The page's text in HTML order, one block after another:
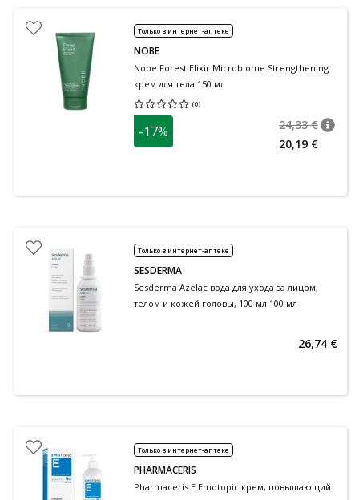
Только в интернет-аптеке
NOBE
Nobe Forest Elixir Microbiome Strengthening
крем для тела 150 мл
(0)
Средняя оценка 0.00
-17% 24,33 €
20,19 €
Только в интернет-аптеке
SESDERMA
Sesderma Azelac вода для ухода за лицом,
телом и кожей головы, 100 мл 100 мл
26,74 €
Только в интернет-аптеке
PHARMACERIS
Pharmaceris E Emotopic крем, повышающий